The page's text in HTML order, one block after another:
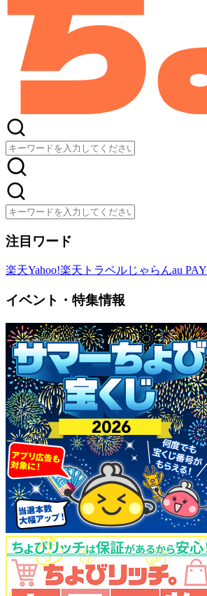
注目ワード
楽天Yahoo!楽天トラベルじゃらんau PAY
イベント・特集情報